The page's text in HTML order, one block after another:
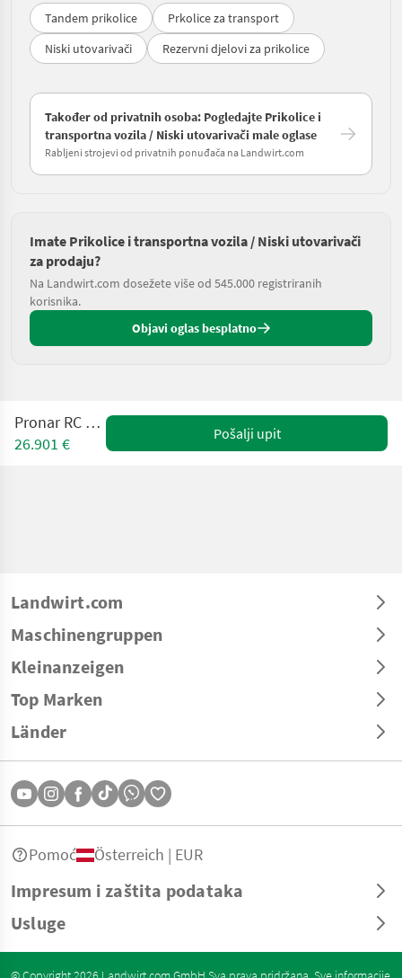
Tandem prikolice
Prkolice za transport
Niski utovarivači
Rezervni djelovi za prikolice
Također od privatnih osoba: Pogledajte Prikolice i
transportna vozila / Niski utovarivači male oglase
Rabljeni strojevi od privatnih ponuđača na Landwirt.com
Imate Prikolice i transportna vozila / Niski utovarivači
za prodaju?
Na Landwirt.com dosežete više od 545.000 registriranih
korisnika.
Objavi oglas besplatno
Pronar RC 2100 - 2
26.901 €
Pošalji upit
Landwirt.com
Maschinengruppen
Kleinanzeigen
Top Marken
Länder
Impresum i zaštita podataka
Usluge
Pomoć Österreich | EUR